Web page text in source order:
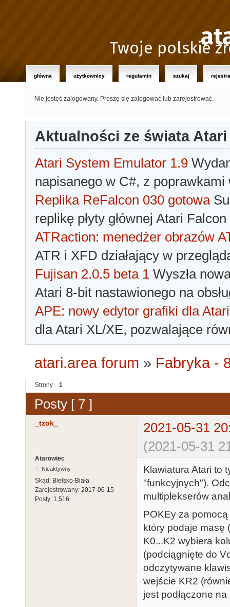
Twoje polskie
główna użytkownicy regulamin szukaj
Nie jesteś zalogowany. Proszę się zalogować lub zarejestrować.
Aktualności ze świata Atari
Atari System Emulator 1.9
napisanego w C#, z poprawkami
Replika ReFalcon 030 gotowa
replikę płyty głównej Atari
ATRaction: menedżer obrazów
ATR i XFD działający w
Fujisan 2.0.5 beta 1 Wyszła
Atari 8-bit nastawionego na
APE: nowy edytor grafiki dla Atari
dla Atari XL/XE, pozwalające
atari.area forum » Fabryka -
Strony 1
Posty [ 7 ]
_tzok_
2021-05-31
(2021-05-31
Atarowiec
Nieaktywny
Skąd: Bielsko-Biała
Zarejestrowany: 2017-06-15
Posty: 1,516
Klawiatura Atari to
"funkcyjnych").
multiplekserów
POKEy za
który podaje masę
K0...K2 wybiera
(podciągnięte do
odczytywane
wejście KR2
jest podłączone